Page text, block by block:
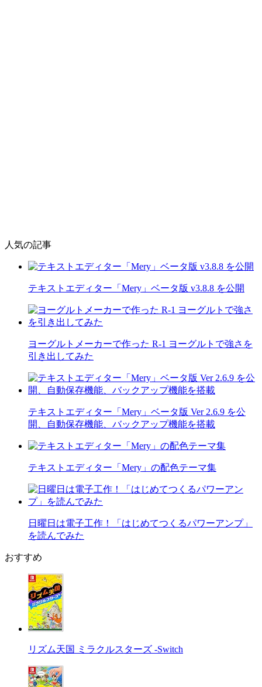
人気の記事
テキストエディター「Mery」ベータ版 v3.8.8 を公開
ヨーグルトメーカーで作った R-1 ヨーグルトで強さを
引き出してみた
テキストエディター「Mery」ベータ版 Ver 2.6.9 を公
開、自動保存機能、バックアップ機能を搭載
テキストエディター「Mery」の配色テーマ集
日曜日は電子工作！「はじめてつくるパワーアンプ」
を読んでみた
おすすめ
リズム天国 ミラクルスターズ -Switch